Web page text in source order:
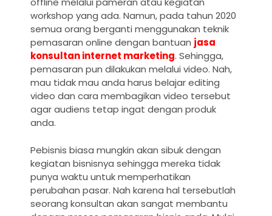
workshop yang ada. Namun, pada tahun 2020
semua orang berganti menggunakan teknik
pemasaran online dengan bantuan jasa
konsultan internet marketing. Sehingga,
pemasaran pun dilakukan melalui video. Nah,
mau tidak mau anda harus belajar editing
video dan cara membagikan video tersebut
agar audiens tetap ingat dengan produk
anda.
Pebisnis biasa mungkin akan sibuk dengan
kegiatan bisnisnya sehingga mereka tidak
punya waktu untuk memperhatikan
perubahan pasar. Nah karena hal tersebutlah
seorang konsultan akan sangat membantu